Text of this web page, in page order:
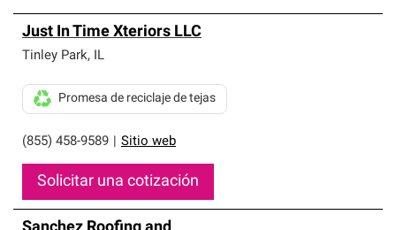
Just In Time Xteriors LLC
Tinley Park, IL
(855) 458-9589 Sitio web
Promesa de reciclaje de tejas
Solicitar una cotización